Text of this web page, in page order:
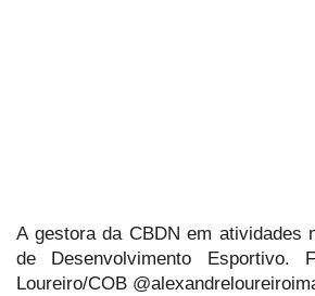
A gestora da CBDN em atividades
de Desenvolvimento Esportivo.
Loureiro/COB